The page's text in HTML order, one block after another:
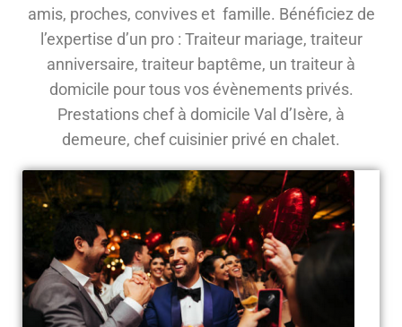
amis, proches, convives et famille. Bénéficiez de
l’expertise d’un pro : Traiteur mariage, traiteur
anniversaire, traiteur baptême, un traiteur à
domicile pour tous vos évènements privés.
Prestations chef à domicile Val d’Isère, à
demeure, chef cuisinier privé en chalet.